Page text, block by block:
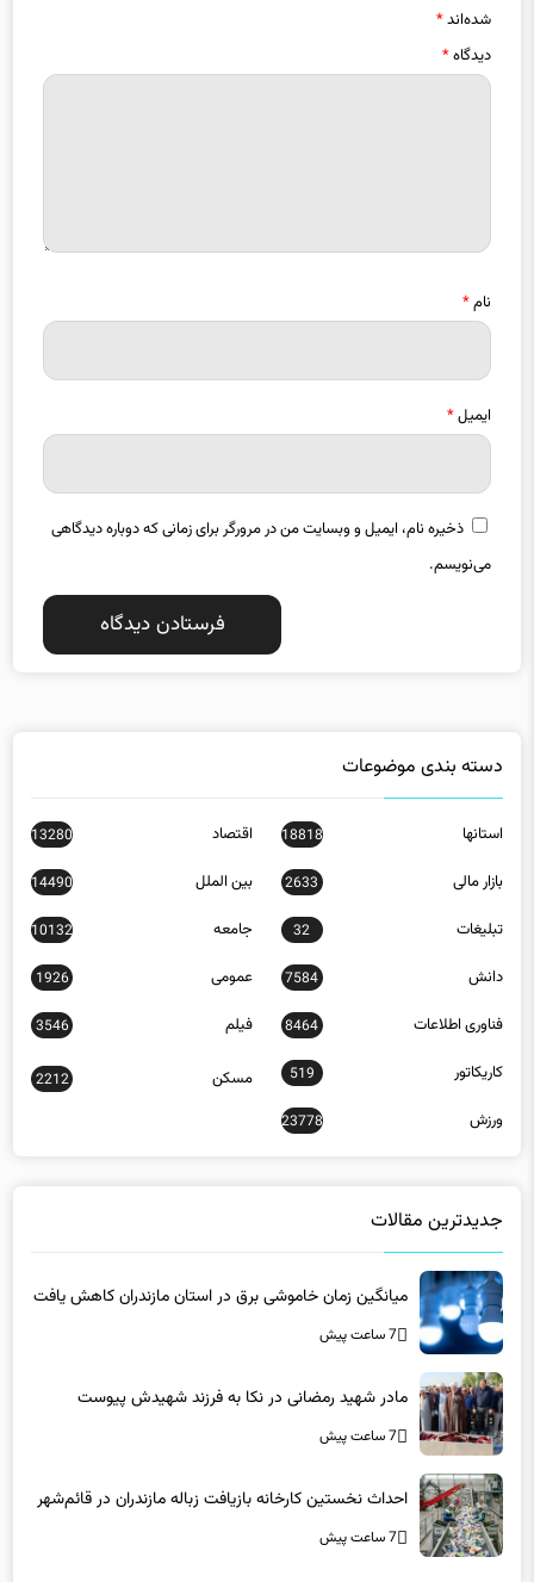
شده‌اند*
دیدگاه*
نام*
ایمیل*
ذخیره نام، ایمیل و وبسایت من در مرورگر برای زمانی که دوباره دیدگاهی
می‌نویسم.
دسته بندی موضوعات
استانها 18818 اقتصاد 13280
بازار مالی 2633 بین الملل 14490
تبلیغات 32 جامعه 10132
دانش 7584 عمومی 1926
فناوری اطلاعات 8464 فیلم 3546
کاریکاتور 519 مسکن 2212
ورزش 23778
جدیدترین مقالات
میانگین زمان خاموشی برق در استان مازندران کاهش یافت
7 ساعت پیش
مادر شهید رمضانی در نکا به فرزند شهیدش پیوست
7 ساعت پیش
احداث نخستین کارخانه بازیافت زباله مازندران در قائم‌شهر
7 ساعت پیش